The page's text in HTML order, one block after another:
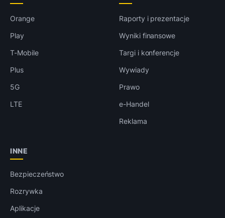
Orange
Play
T-Mobile
Plus
5G
LTE
Raporty i prezentacje
Wyniki finansowe
Targi i konferencje
Wywiady
Prawo
e-Handel
Reklama
INNE
Bezpieczeństwo
Rozrywka
Aplikacje